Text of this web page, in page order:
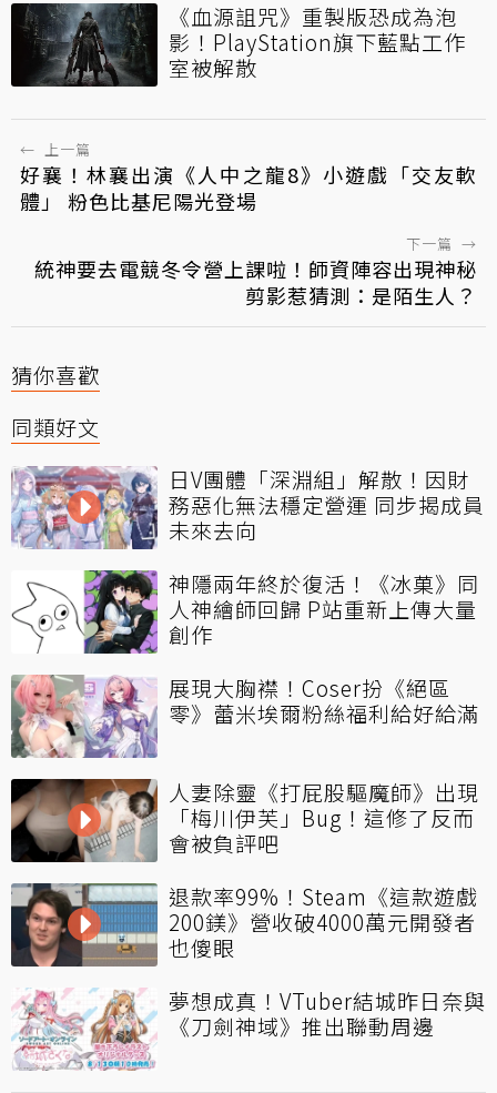
《血源詛咒》重製版恐成為泡
影！PlayStation旗下藍點工作
室被解散
← 上一篇
好襄！林襄出演《人中之龍8》小遊戲「交友軟
體」 粉色比基尼陽光登場
下一篇 →
統神要去電競冬令營上課啦！師資陣容出現神秘
剪影惹猜測：是陌生人？
猜你喜歡
同類好文
日V團體「深淵組」解散！因財
務惡化無法穩定營運 同步揭成員
未來去向
神隱兩年終於復活！《冰菓》同
人神繪師回歸 P站重新上傳大量
創作
展現大胸襟！Coser扮《絕區
零》蕾米埃爾粉絲福利給好給滿
人妻除靈《打屁股驅魔師》出現
「梅川伊芙」Bug！這修了反而
會被負評吧
退款率99%！Steam《這款遊戲
200鎂》營收破4000萬元開發者
也傻眼
夢想成真！VTuber結城昨日奈與
《刀劍神域》推出聯動周邊